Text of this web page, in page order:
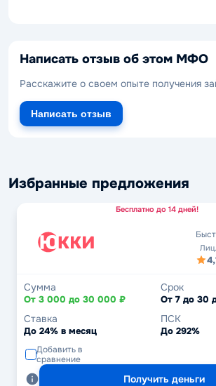
Написать отзыв об этом МФО
Расскажите о своем опыте получения
Написать отзыв
Избранные предложения
Бесплатно до 14 дней!
Сумма
От 3 000 до 30 000 ₽
Срок
От 7 до 30
Ставка
До 24% в месяц
ПСК
До 292%
Добавить в
сравнение
Получить деньги